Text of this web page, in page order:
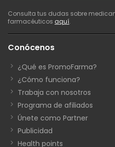
Consulta tus dudas sobre
farmacéuticos aquí.
Conócenos
¿Qué es PromoFarma?
¿Cómo funciona?
Trabaja con nosotros
Programa de afiliados
Únete como Partner
Publicidad
Health points